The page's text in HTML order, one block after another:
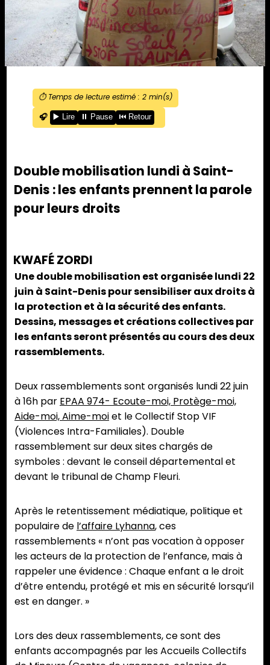
⏱️ Temps de lecture estimé : 2min(s)
🎧
▶️ Lire ⏸️ Pause ⏮️ Retour
Double mobilisation lundi à Saint-
Denis : les enfants prennent la parole
pour leurs droits
KWAFÉ ZORDI
Une double mobilisation est organisée lundi 22
juin à Saint-Denis pour sensibiliser aux droits à
la protection et à la sécurité des enfants.
Dessins, messages et créations collectives par
les enfants seront présentés au cours des deux
rassemblements.
Deux rassemblements sont organisés lundi 22 juin
à 16h par EPAA 974- Ecoute-moi, Protège-moi,
Aide-moi, Aime-moiet le Collectif Stop VIF
(Violences Intra-Familiales). Double
rassemblement sur deux sites chargés de
symboles : devant le conseil départemental et
devant le tribunal de Champ Fleuri.
Après le retentissement médiatique, politique et
populaire de l’affaire Lyhanna, ces
rassemblements « n’ont pas vocation à opposer
les acteurs de la protection de l’enfance, mais à
rappeler une évidence : Chaque enfant a le droit
d’être entendu, protégé et mis en sécurité lorsqu’il
est en danger. »
Lors des deux rassemblements, ce sont des
enfants accompagnés par les Accueils Collectifs